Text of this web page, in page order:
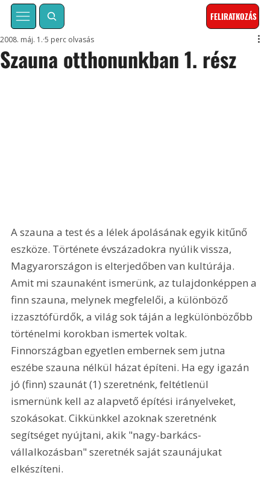
FELIRATKOZÁS
Szauna otthonunkban 1. rész
2008. máj. 1. 5 perc olvasás
A szauna a test és a lélek ápolásának egyik kitűnő
eszköze. Története évszázadokra nyúlik vissza,
Magyarországon is elterjedőben van kultúrája.
Amit mi szaunaként ismerünk, az tulajdonképpen a
finn szauna, melynek megfelelői, a különböző
izzasztófürdők, a világ sok táján a legkülönbözőbb
történelmi korokban ismertek voltak.
Finnországban egyetlen embernek sem jutna
eszébe szauna nélkül házat építeni. Ha egy igazán
jó (finn) szaunát (1) szeretnénk, feltétlenül
ismernünk kell az alapvető építési irányelveket,
szokásokat. Cikkünkkel azoknak szeretnénk
segítséget nyújtani, akik "nagy-barkács-
vállalkozásban" szeretnék saját szaunájukat
elkészíteni.